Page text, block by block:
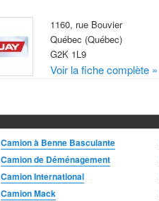
1160, rue Bouvier
Québec (Québec)
G2K 1L9
Voir la fiche complète »
Camion à Benne Basculante
Camion de Déménagement
Camion International
Camion Mack